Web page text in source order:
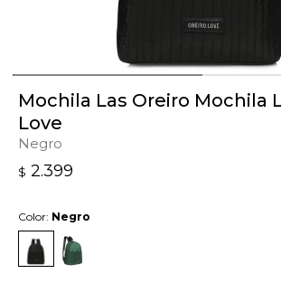
Mochila Las Oreiro Mochila
Love
Negro
$ 2.399
Color: Negro